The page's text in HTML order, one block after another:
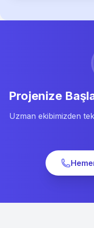
Projenize
Uzman ekibimizden